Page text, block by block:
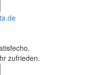
zufrieden.